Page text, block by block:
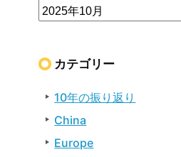
カテゴリー
10年の振り返り
China
Europe